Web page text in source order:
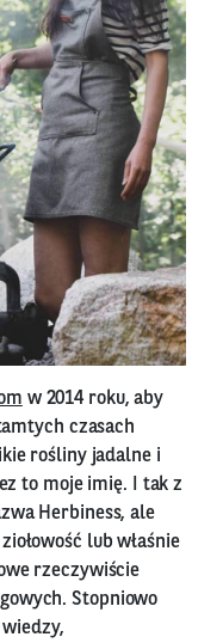
w 2014 roku, aby
czasach
rośliny jadalne i
to moje imię. I tak z
Herbiness, ale
lub właśnie
rzeczywiście
Stopniowo
wiedzy,